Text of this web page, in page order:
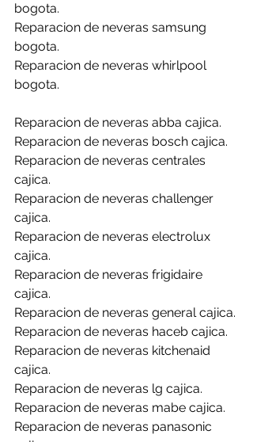
bogota.
Reparacion de neveras samsung
bogota.
Reparacion de neveras whirlpool
bogota.
Reparacion de neveras abba cajica.
Reparacion de neveras bosch cajica.
Reparacion de neveras centrales
cajica.
Reparacion de neveras challenger
cajica.
Reparacion de neveras electrolux
cajica.
Reparacion de neveras frigidaire
cajica.
Reparacion de neveras general cajica.
Reparacion de neveras haceb cajica.
Reparacion de neveras kitchenaid
cajica.
Reparacion de neveras lg cajica.
Reparacion de neveras mabe cajica.
Reparacion de neveras panasonic